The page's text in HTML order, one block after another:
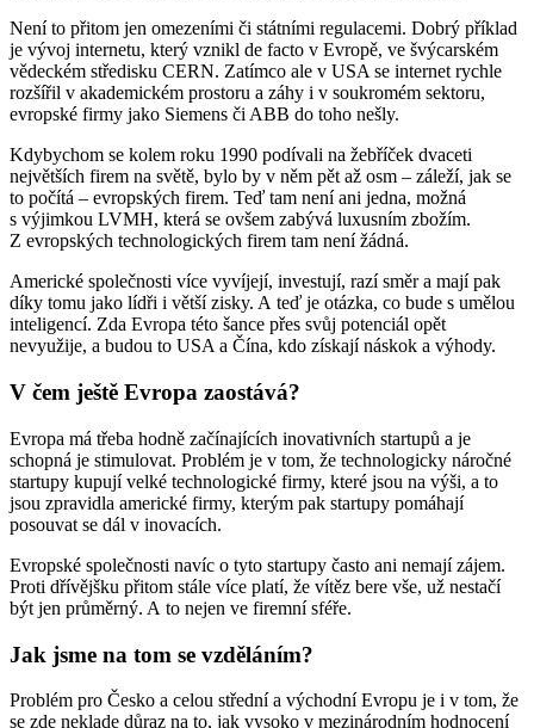
Není to přitom jen omezeními či státními regulacemi. Dobrý příklad
je vývoj internetu, který vznikl de facto v Evropě, ve švýcarském
vědeckém středisku CERN. Zatímco ale v USA se internet rychle
rozšířil v akademickém prostoru a záhy i v soukromém sektoru,
evropské firmy jako Siemens či ABB do toho nešly.
Kdybychom se kolem roku 1990 podívali na žebříček dvaceti
největších firem na světě, bylo by v něm pět až osm – záleží, jak se
to počítá – evropských firem. Teď tam není ani jedna, možná
s výjimkou LVMH, která se ovšem zabývá luxusním zbožím.
Z evropských technologických firem tam není žádná.
Americké společnosti více vyvíjejí, investují, razí směr a mají pak
díky tomu jako lídři i větší zisky. A teď je otázka, co bude s umělou
inteligencí. Zda Evropa této šance přes svůj potenciál opět
nevyužije, a budou to USA a Čína, kdo získají náskok a výhody.
V čem ještě Evropa zaostává?
Evropa má třeba hodně začínajících inovativních startupů a je
schopná je stimulovat. Problém je v tom, že technologicky náročné
startupy kupují velké technologické firmy, které jsou na výši, a to
jsou zpravidla americké firmy, kterým pak startupy pomáhají
posouvat se dál v inovacích.
Evropské společnosti navíc o tyto startupy často ani nemají zájem.
Proti dřívějšku přitom stále více platí, že vítěz bere vše, už nestačí
být jen průměrný. A to nejen ve firemní sféře.
Jak jsme na tom se vzděláním?
Problém pro Česko a celou střední a východní Evropu je i v tom, že
se zde neklade důraz na to, jak vysoko v mezinárodním hodnocení